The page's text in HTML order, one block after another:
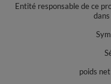
Entité responsable de ce
poids